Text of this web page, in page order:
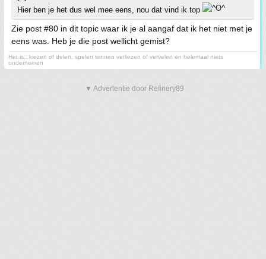
Hier ben je het dus wel mee eens, nou dat vind ik top
Zie post #80 in dit topic waar ik je al aangaf dat ik het niet met je
eens was. Heb je die post wellicht gemist?
Het is...kiezen of delen, spelen winnen verliezen of vervelen en helemaal niets
ondernemen
▼ Advertentie door Refinery89